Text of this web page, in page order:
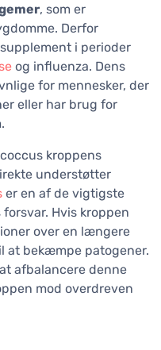
, som er
Derfor
i perioder
og influenza. Dens
for mennesker, der
eller har brug for
kroppens
understøtter
er en af de vigtigste
Hvis kroppen
over en længere
at bekæmpe patogener.
afbalancere denne
mod overdreven